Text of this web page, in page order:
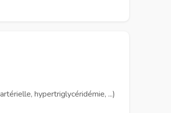
hypertriglycéridémie, ...)